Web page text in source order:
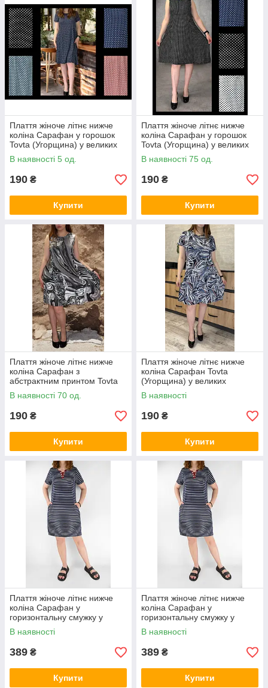
Плаття жіноче літнє нижче
коліна Сарафан у горошок
Tovta (Угорщина) у великих
розмірах L-4XL
В наявності 5 од.
190 ₴
Купити
Плаття жіноче літнє нижче
коліна Сарафан у горошок
Tovta (Угорщина) у великих
розмірах L-4XL
В наявності 75 од.
190 ₴
Купити
Плаття жіноче літнє нижче
коліна Сарафан з
абстрактним принтом Tovta
(Угорщина) у великих
розмірах L-4XL
В наявності 70 од.
190 ₴
Купити
Плаття жіноче літнє нижче
коліна Сарафан Tovta
(Угорщина) у великих
розмірах L-4XL
В наявності
190 ₴
Купити
Плаття жіноче літнє нижче
коліна Сарафан у
горизонтальну смужку у
великих розмірах XL
В наявності
389 ₴
Купити
Плаття жіноче літнє нижче
коліна Сарафан у
горизонтальну смужку у
великих розмірах 2XL
В наявності
389 ₴
Купити